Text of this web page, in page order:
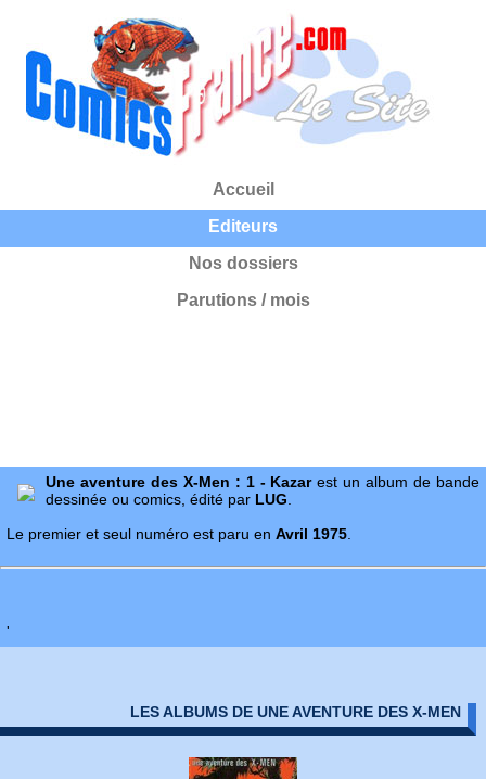
Accueil
Editeurs
Nos dossiers
Parutions / mois
Une aventure des X-Men : 1 - Kazarest un album de bande
dessinée ou comics, édité par LUG
Le premier et seul numéro est paru en Avril 1975
'
LES ALBUMS DE UNE AVENTURE DES X-MEN